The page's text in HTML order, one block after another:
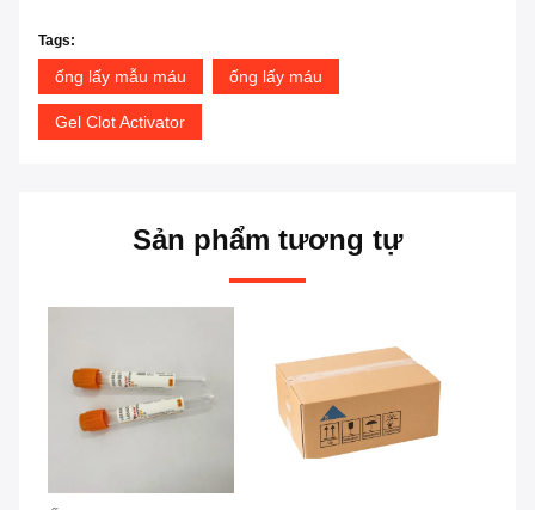
Tags:
ống lấy mẫu máu ống lấy máu
Gel Clot Activator
Sản phẩm tương tự